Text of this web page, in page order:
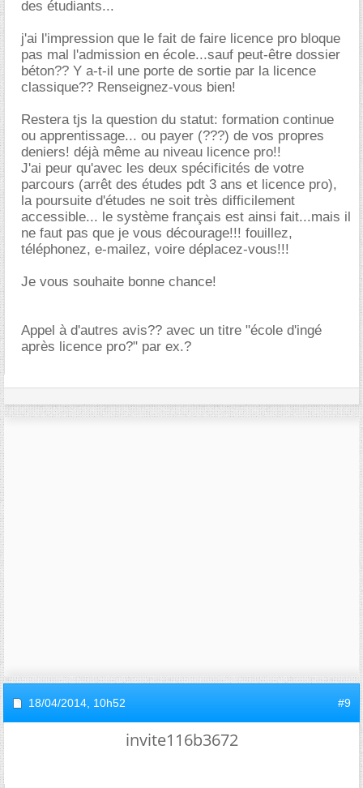
des étudiants...
j'ai l'impression que le fait de faire licence pro bloque
pas mal l'admission en école...sauf peut-être dossier
béton?? Y a-t-il une porte de sortie par la licence
classique?? Renseignez-vous bien!
Restera tjs la question du statut: formation continue
ou apprentissage... ou payer (???) de vos propres
deniers! déjà même au niveau licence pro!!
J'ai peur qu'avec les deux spécificités de votre
parcours (arrêt des études pdt 3 ans et licence pro),
la poursuite d'études ne soit très difficilement
accessible... le système français est ainsi fait...mais il
ne faut pas que je vous décourage!!! fouillez,
téléphonez, e-mailez, voire déplacez-vous!!!
Je vous souhaite bonne chance!
Appel à d'autres avis?? avec un titre "école d'ingé
après licence pro?" par ex.?
18/04/2014, 10h52 #9
invite116b3672